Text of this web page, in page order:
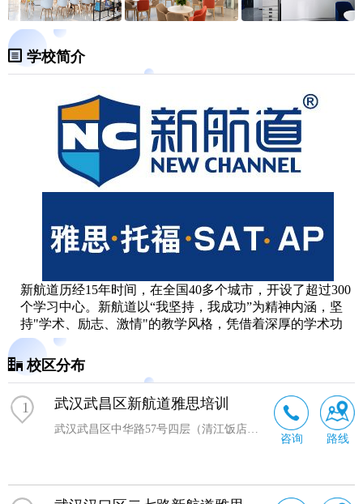
学校简介
新航道历经15年时间，在全国40多个城市，开设了超过300
个学习中心。新航道以“我坚持，我成功”为精神内涵，坚
持"学术、励志、激情"的教学风格，凭借着深厚的学术功
底、务实的教学作风、强劲的研发能力和旺盛的进取精神
成为行业的领导品牌，在教学内容、教材研发、授课质
量、环境服务等多个方面为业界创立了全新的标准，并不
新航道国际教育集团(NEW CHANNEL INTERNATIONAL
EDUCATION GROUP LIMITED)是由中国英语培训界领军
人物、英语教育胡敏教授率领一批国内外语言培训界精英
训机构美国Kaplan国际教育集团参与战略投资的国际化语
校区分布
1 武汉武昌区新航道雅思培训
咨询 路线